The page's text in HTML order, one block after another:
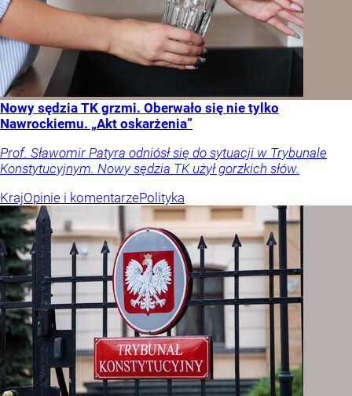
Nowy sędzia TK grzmi. Oberwało się nie tylko
Nawrockiemu. „Akt oskarżenia”
Prof. Sławomir Patyra odniósł się do sytuacji w Trybunale
Konstytucyjnym. Nowy sędzia TK użył gorzkich słów.
KrajOpinie i komentarzePolityka